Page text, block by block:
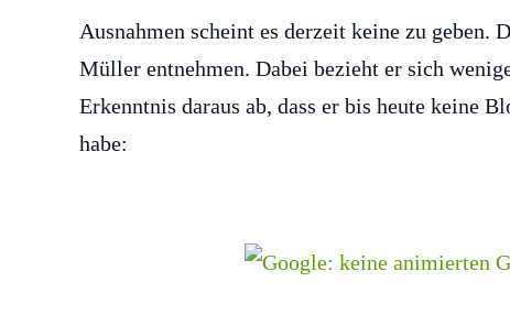
Ausnahmen scheint es derzeit keine zu geben.
Müller entnehmen. Dabei bezieht er sich
Erkenntnis daraus ab, dass er bis heute keine
habe: